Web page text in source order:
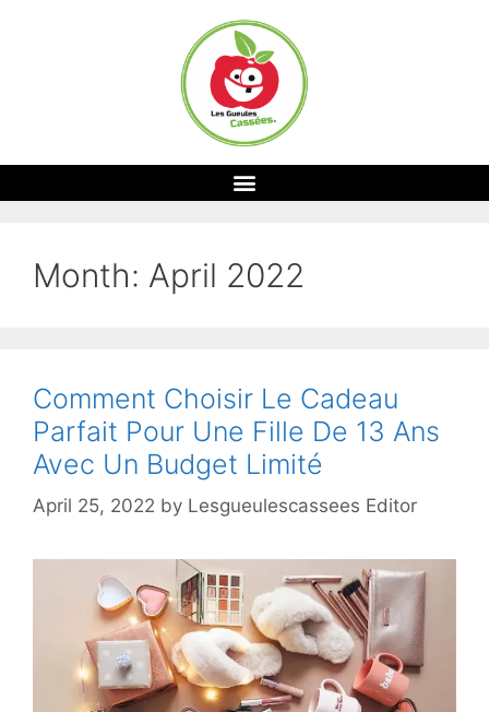
Month: April 2022
Comment Choisir Le Cadeau
Parfait Pour Une Fille De 13 Ans
Avec Un Budget Limité
April 25, 2022 by Lesgueulescassees Editor